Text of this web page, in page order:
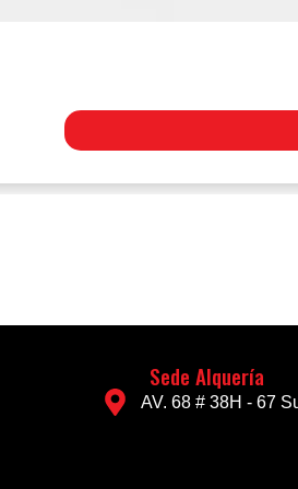
Sede Alquería
AV. 68 # 38H - 67